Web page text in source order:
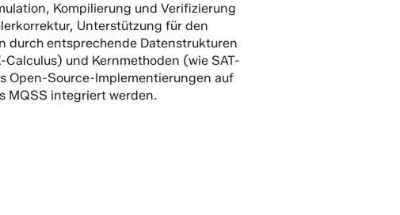
Kompilierung und Verifizierung
Unterstützung für den
durch entsprechende Datenstrukturen
und Kernmethoden (wie SAT-
Open-Source-Implementierungen auf
MQSS integriert werden.